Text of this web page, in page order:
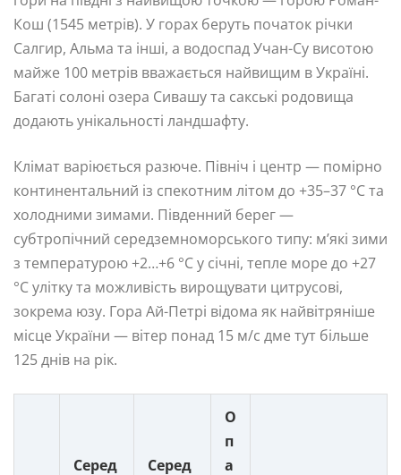
Кош (1545 метрів). У горах беруть початок річки
Салгир, Альма та інші, а водоспад Учан-Су висотою
майже 100 метрів вважається найвищим в Україні.
Багаті солоні озера Сивашу та сакські родовища
додають унікальності ландшафту.
Клімат варіюється разюче. Північ і центр — помірно
континентальний із спекотним літом до +35–37 °C та
холодними зимами. Південний берег —
субтропічний середземноморського типу: м’які зими
з температурою +2…+6 °C у січні, тепле море до +27
°C улітку та можливість вирощувати цитрусові,
зокрема юзу. Гора Ай-Петрі відома як найвітряніше
місце України — вітер понад 15 м/с дме тут більше
125 днів на рік.
Серед Серед
О
п
а